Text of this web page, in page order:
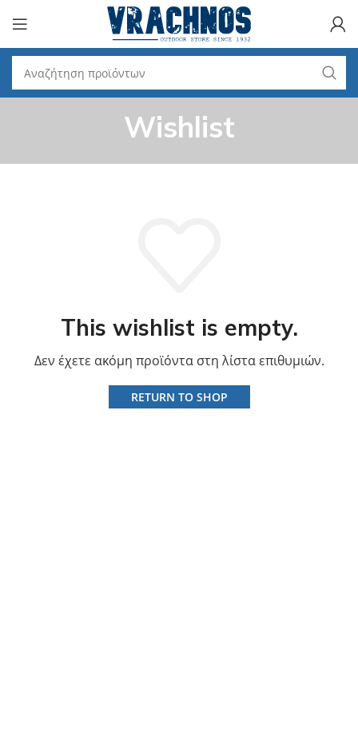
Wishlist
This wishlist is empty.
Δεν έχετε ακόμη προϊόντα στη λίστα επιθυμιών.
RETURN TO SHOP